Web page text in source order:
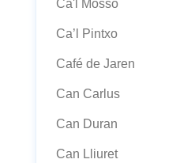
Ca'l Mosso
Ca’l Pintxo
Café de Jaren
Can Carlus
Can Duran
Can Lliuret